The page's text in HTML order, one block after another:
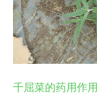
千屈菜的药用作用